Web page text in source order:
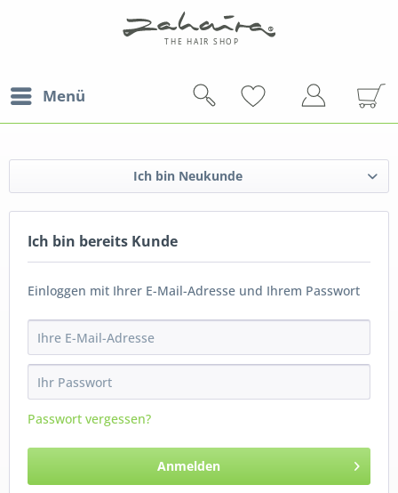
Menü
Ich bin Neukunde
Ich bin bereits Kunde
Einloggen mit Ihrer E-Mail-Adresse und Ihrem Passwort
Passwort vergessen?
Anmelden